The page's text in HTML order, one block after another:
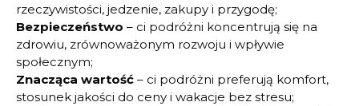
rzeczywistości, jedzenie, zakupy i przygodę;
Bezpieczeństwo – ci podróżni koncentrują się na
zdrowiu, zrównoważonym rozwoju i wpływie
społecznym;
Znacząca wartość – ci podróżni preferują komfort,
stosunek jakości do ceny i wakacje bez stresu;